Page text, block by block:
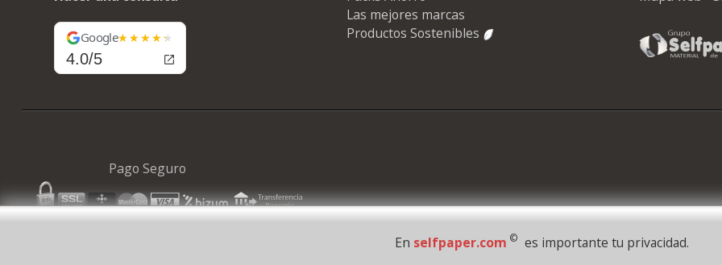
Google
4.0/5
Las mejores marcas
Productos Sostenibles
Pago Seguro
En selfpaper.com © es importante tu privacidad.